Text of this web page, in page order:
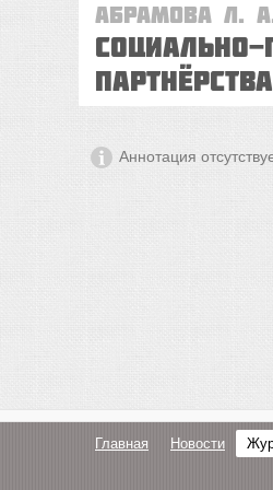
Абрамова Л.
Социально-
Аннотация
Главная Новости